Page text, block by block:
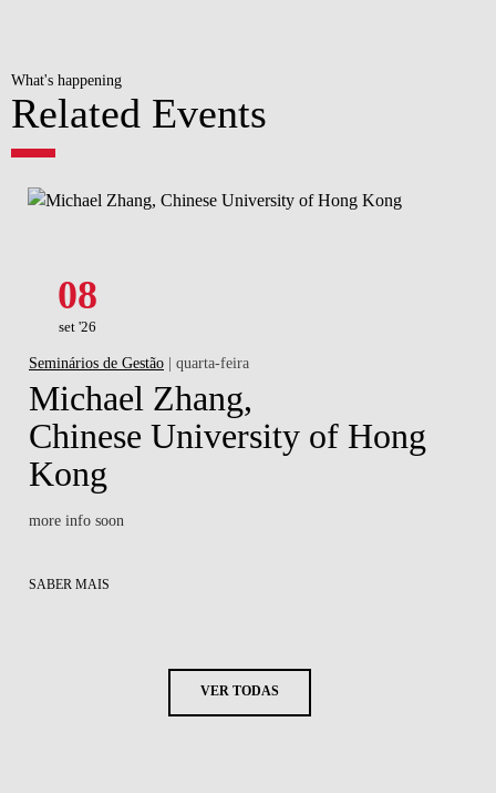
What's happening
Related Events
08
set '26
Seminários de Gestão | quarta-feira
Michael Zhang,
Chinese University of Hong
Kong
more info soon
SABER MAIS
VER TODAS